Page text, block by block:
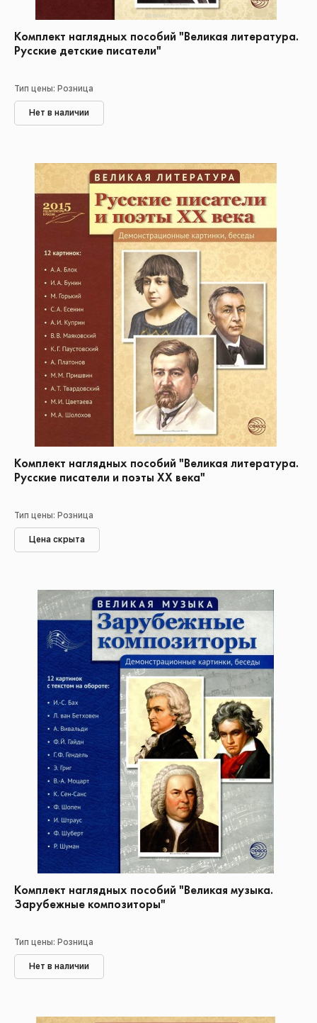
Комплект наглядных пособий "Великая литература.
Русские детские писатели"
Тип цены: Розница
Нет в наличии
Комплект наглядных пособий "Великая литература.
Русские писатели и поэты XX века"
Тип цены: Розница
Цена скрыта
Комплект наглядных пособий "Великая музыка.
Зарубежные композиторы"
Тип цены: Розница
Нет в наличии